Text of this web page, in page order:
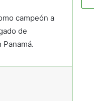
campeón a
de